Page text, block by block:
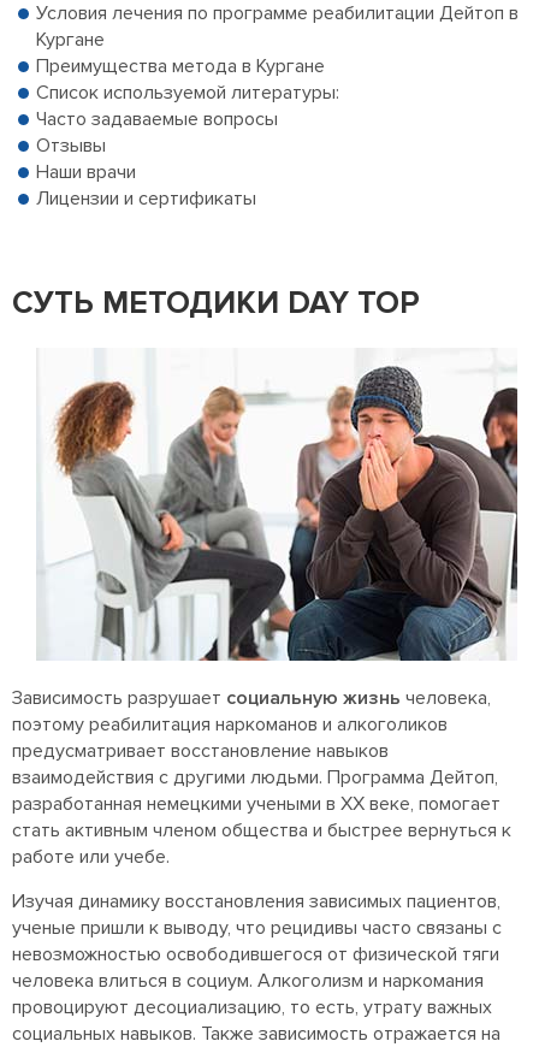
Условия лечения по программе реабилитации Дейтоп в
Кургане
Преимущества метода в Кургане
Список используемой литературы:
Часто задаваемые вопросы
Отзывы
Наши врачи
Лицензии и сертификаты
СУТЬ МЕТОДИКИ DAY TOP
Зависимость разрушает социальную жизнь человека,
поэтому реабилитация наркоманов и алкоголиков
предусматривает восстановление навыков
взаимодействия с другими людьми. Программа Дейтоп,
разработанная немецкими учеными в ХХ веке, помогает
стать активным членом общества и быстрее вернуться к
работе или учебе.
Изучая динамику восстановления зависимых пациентов,
ученые пришли к выводу, что рецидивы часто связаны с
невозможностью освободившегося от физической тяги
человека влиться в социум. Алкоголизм и наркомания
провоцируют десоциализацию, то есть, утрату важных
социальных навыков. Также зависимость отражается на